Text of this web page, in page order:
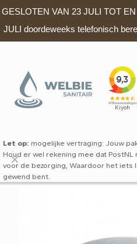
GESLOTEN VAN 23 JULI TOT
JULI doordeweeks telefonisch
Let op: mogelijke vertraging: Jouw
Houd er wel rekening mee dat
voor de bezorging, Waardoor het iets
gewend bent.
✕